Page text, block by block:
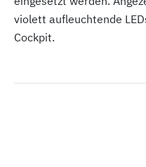
violett aufleuchtende
Cockpit.